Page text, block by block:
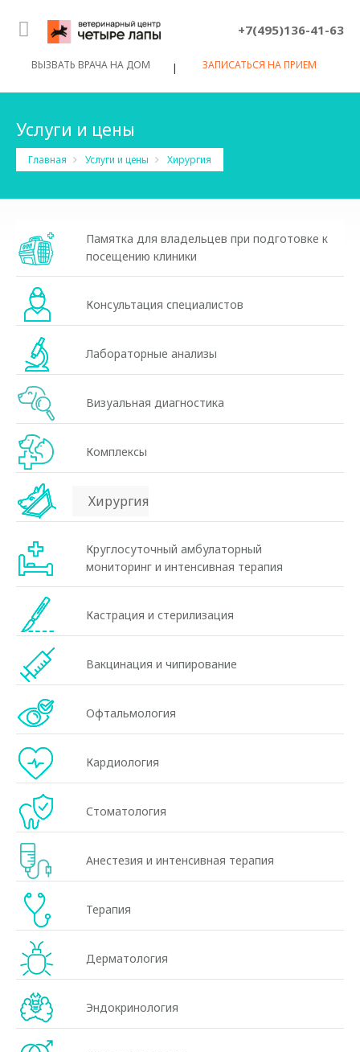
+7(495)136-41-63
ВЫЗВАТЬ ВРАЧА НА ДОМ | ЗАПИСАТЬСЯ НА ПРИЕМ
Услуги и цены
Главная Услуги и цены Хирургия
Памятка для владельцев при подготовке к
посещению клиники
Консультация специалистов
Лабораторные анализы
Визуальная диагностика
Комплексы
Хирургия
Круглосуточный амбулаторный
мониторинг и интенсивная терапия
Кастрация и стерилизация
Вакцинация и чипирование
Офтальмология
Кардиология
Стоматология
Анестезия и интенсивная терапия
Терапия
Дерматология
Эндокринология